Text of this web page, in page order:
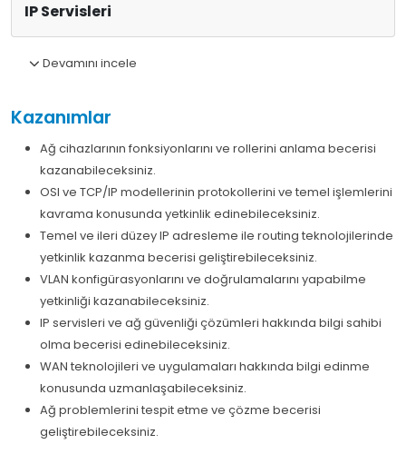
IP Servisleri
Devamını incele
Kazanımlar
Ağ cihazlarının fonksiyonlarını ve rollerini anlama becerisi
kazanabileceksiniz.
OSI ve TCP/IP modellerinin protokollerini ve temel işlemlerini
kavrama konusunda yetkinlik edinebileceksiniz.
Temel ve ileri düzey IP adresleme ile routing teknolojilerinde
yetkinlik kazanma becerisi geliştirebileceksiniz.
VLAN konfigürasyonlarını ve doğrulamalarını yapabilme
yetkinliği kazanabileceksiniz.
IP servisleri ve ağ güvenliği çözümleri hakkında bilgi sahibi
olma becerisi edinebileceksiniz.
WAN teknolojileri ve uygulamaları hakkında bilgi edinme
konusunda uzmanlaşabileceksiniz.
Ağ problemlerini tespit etme ve çözme becerisi
geliştirebileceksiniz.